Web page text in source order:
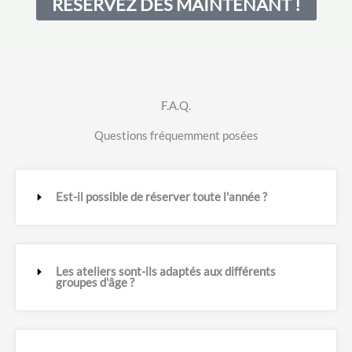
F.A.Q.
Questions fréquemment posées
Est-il possible de réserver toute l'année ?
Les ateliers sont-ils adaptés aux différents
groupes d'âge ?